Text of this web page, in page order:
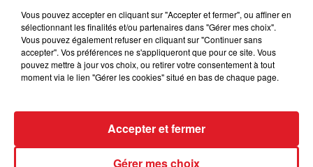
BÉTHUNE: ENQUÊTE POUR HOMICIDE
VOLONTAIRE EN COURS, APRÈS LA...
Vous pouvez accepter en cliquant sur "Accepter et fermer", ou affiner en
sélectionnant les finalités et/ou partenaires dans "Gérer mes choix".
Vous pouvez également refuser en cliquant sur "Continuer sans
accepter". Vos préférences ne s'appliqueront que pour ce site. Vous
pouvez mettre à jour vos choix, ou retirer votre consentement à tout
moment via le lien "Gérer les cookies" situé en bas de chaque page.
Gérer mes choix
Accepter et fermer